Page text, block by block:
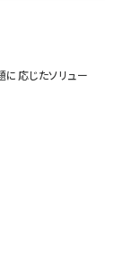
に応じたソリュー